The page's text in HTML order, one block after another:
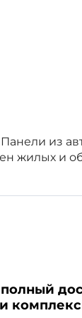
по
Панели из
жилых и